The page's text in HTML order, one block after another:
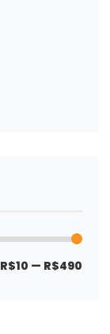
R$10 — R$490